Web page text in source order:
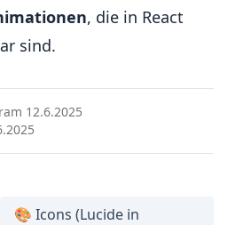
, die in React
sind.
am 12.6.2025
🎨 Icons (Lucide in